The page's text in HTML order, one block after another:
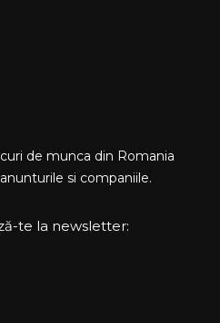
de munca din Romania
si companiile.
te la newsletter: